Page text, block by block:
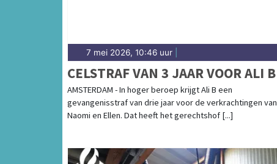
7 mei 2026, 10:46 uur
CELSTRAF VAN 3 JAAR VOOR ALI B
AMSTERDAM - In hoger beroep krijgt Ali B een
gevangenisstraf van drie jaar voor de verkrachtingen van
Naomi en Ellen. Dat heeft het gerechtshof [...]